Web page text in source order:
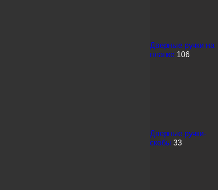
Дверные ручки на
планке 106
Дверные ручки-
скобы 33